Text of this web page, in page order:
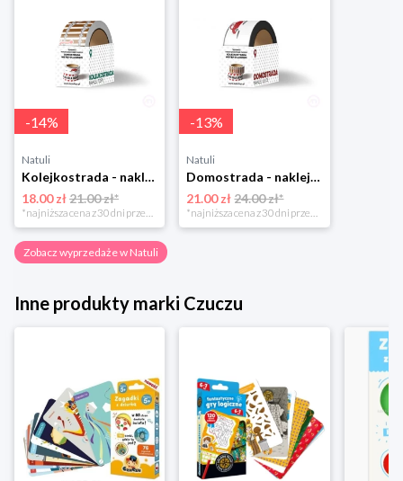
-14%
Natuli
Kolejkostrada - naklejaj tory Zuzutoys
18.00 zł21.00 zł*
*najniższa cena z 30 dni przed obniżką
-13%
Natuli
Domostrada - naklejaj ulice Zuzutoys
21.00 zł 24.00 zł*
*najniższa cena z 30 dni przed obniżką
Zobacz wyprzedaże w Natuli
Inne produkty marki Czuczu